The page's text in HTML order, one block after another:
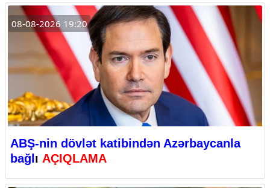
08-08-2026 19:20
ABŞ-nin dövlət katibindən Azərbaycanla
bağl ı AÇIQLAMA